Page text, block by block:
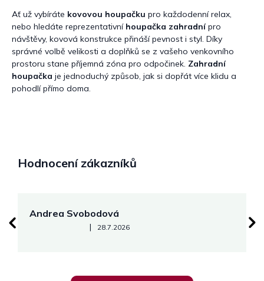
Ať už vybíráte kovovou houpačku pro každodenní relax,
nebo hledáte reprezentativní houpačka zahradnípro
návštěvy, kovová konstrukce přináší pevnost i styl. Díky
správné volbě velikosti a doplňků se z vašeho venkovního
prostoru stane příjemná zóna pro odpočinek. Zahradní
houpačka je jednoduchý způsob, jak si dopřát více klidu a
pohodlí přímo doma.
Hodnocení zákazníků
Andrea Svobodová
Hodnocení obchodu je 5 z 5 hvězdiček.
| 28.7.2026